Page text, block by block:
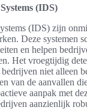
(IDS)
(IDS) zijn
Deze systemen
en helpen
Het vroegtijdig
niet alleen
van de aanvallen
aanpak met
aanzienlijk